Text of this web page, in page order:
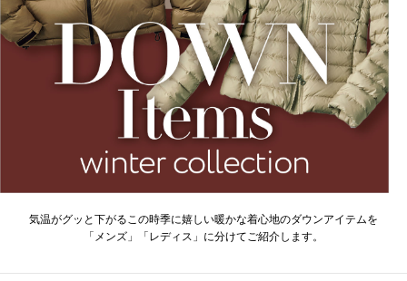
ダーウェア
アクセサリー
その他
トップス
Tシャツ／カッ
気温がグッと下がるこの時季に嬉しい暖かな着心地のダウンアイテムを
「メンズ」「レディス」に分けてご紹介します。